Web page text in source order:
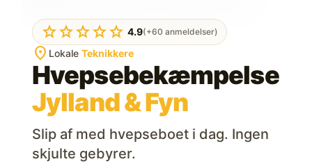
starstarstarstarstar 4.9(+60 anmeldelser)
location_on Lokale Teknikkere
Hvepse­bekæmpelse
Jylland & Fyn
Slip af med hvepseboet i dag. Ingen
skjulte gebyrer.